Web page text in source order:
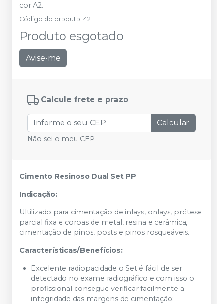
cor A2.
Código do produto: 42
Produto esgotado
Avise-me
Calcule frete e prazo
Calcular
Não sei o meu CEP
Cimento Resinoso Dual Set PP
Indicação:
Ultilizado para cimentação de inlays, onlays, prótese
parcial fixa e coroas de metal, resina e cerâmica,
cimentação de pinos, posts e pinos rosqueáveis.
Características/Benefícios:
Excelente radiopacidade o Set é fácil de ser
detectado no exame radiográfico e com isso o
profissional consegue verificar facilmente a
integridade das margens de cimentação;